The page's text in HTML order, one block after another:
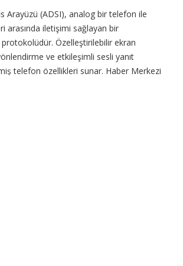
Arayüzü (ADSI), analog bir telefon ile
arasında iletişimi sağlayan bir
Özelleştirilebilir ekran
ve etkileşimli sesli yanıt
telefon özellikleri sunar. Haber Merkezi